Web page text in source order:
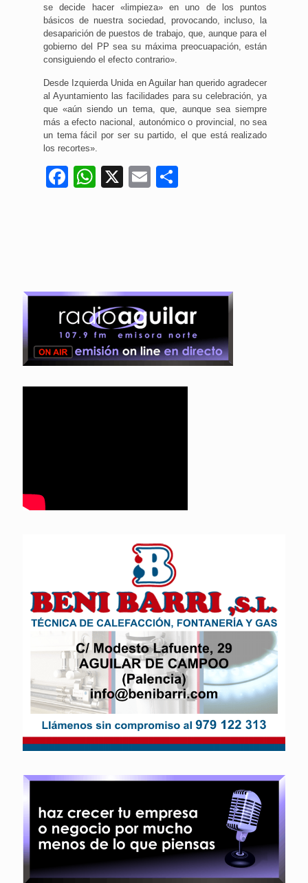
se decide hacer «limpieza» en uno de los puntos
básicos de nuestra sociedad, provocando, incluso, la
desaparición de puestos de trabajo, que, aunque para el
gobierno del PP sea su máxima preocuapación, están
consiguiendo el efecto contrario».
Desde Izquierda Unida en Aguilar han querido agradecer
al Ayuntamiento las facilidades para su celebración, ya
que «aún siendo un tema, que, aunque sea siempre
más a efecto nacional, autonómico o provincial, no sea
un tema fácil por ser su partido, el que está realizado
los recortes».
Facebook
WhatsApp
X Email